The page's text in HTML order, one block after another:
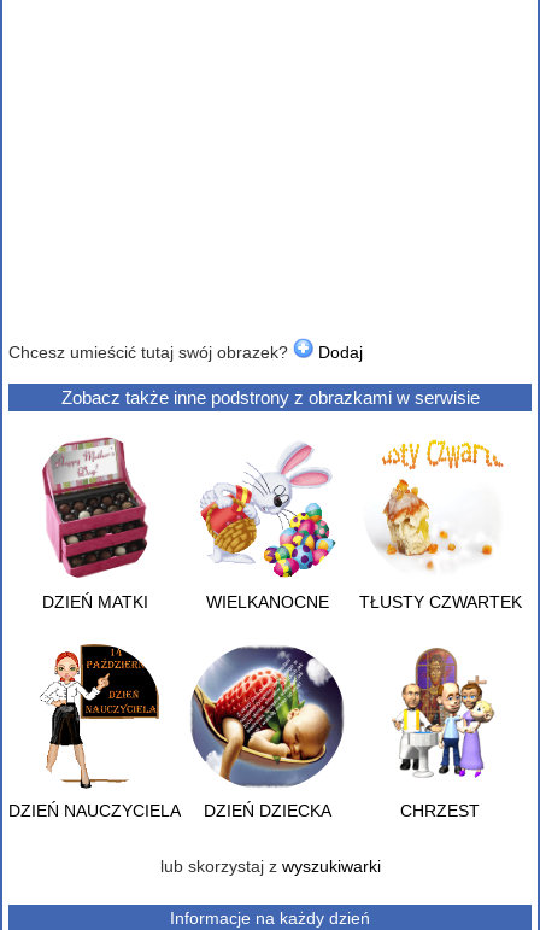
Chcesz umieścić tutaj swój obrazek? Dodaj
Zobacz także inne podstrony z obrazkami w serwisie
DZIEŃ MATKI WIELKANOCNE TŁUSTY CZWARTEK
DZIEŃ NAUCZYCIELA DZIEŃ DZIECKA CHRZEST
lub skorzystaj z wyszukiwarki
Informacje na każdy dzień